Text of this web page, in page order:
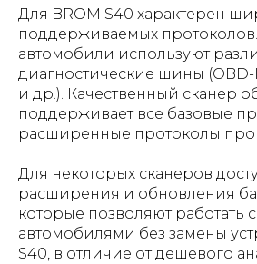
Для BROM S40 характерен
поддерживаемых
автомобили используют
диагностические шины (OBD-
и др.). Качественный сканер
поддерживает все базовые
расширенные протоколы
Для некоторых сканеров
расширения и обновления
которые позволяют работать
автомобилями без замены
S40, в отличие от дешевого